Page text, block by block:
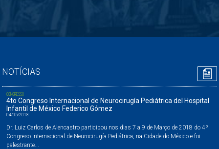
NOTÍCIAS
CONGRESSO
4to Congreso Internacional de Neurocirugía Pediátrica del Hospital
Infantil de México Federico Gómez
04/05/2018
Dr. Luiz Carlos de Alencastro participou nos dias 7 a 9 de Março de 2018 do 4º
Congreso Internacional de Neurocirugía Pediátrica, na Cidade do México e foi
palestrante...